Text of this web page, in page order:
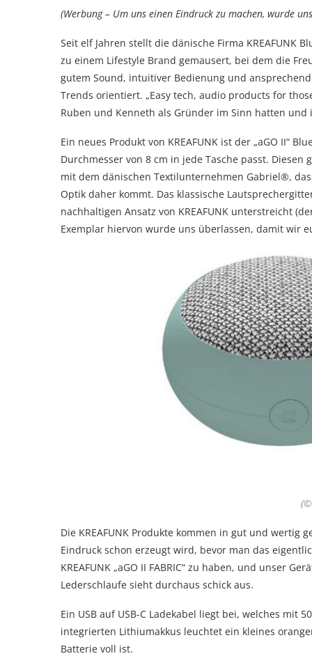
(Werbung – Um uns einen Eindruck zu machen, wurde
Seit elf Jahren stellt die dänische Firma KREAFUNK
zu einem Lifestyle Brand gemausert, bei dem die
gutem Sound, intuitiver Bedienung und
Trends orientiert. „Easy tech, audio products for
Ruben und Kenneth als Gründer im Sinn hatten und
Ein neues Produkt von KREAFUNK ist der „aGO II“
Durchmesser von 8 cm in jede Tasche passt. Diesen
mit dem dänischen Textilunternehmen Gabriel®,
Optik daher kommt. Das klassische
nachhaltigen Ansatz von KREAFUNK unterstreicht
Exemplar hiervon wurde uns überlassen, damit wir
(©
Die KREAFUNK Produkte kommen in gut und wertig
Eindruck schon erzeugt wird, bevor man das
KREAFUNK „aGO II FABRIC“ zu haben, und unser
Lederschlaufe sieht durchaus schick aus.
Ein USB auf USB-C Ladekabel liegt bei, welches mit
integrierten Lithiumakkus leuchtet ein kleines
Batterie voll ist.